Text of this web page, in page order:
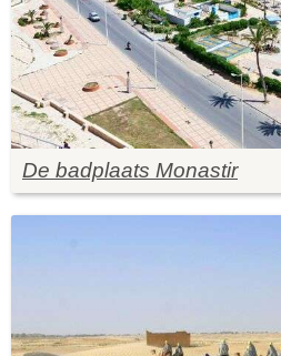
De badplaats Monastir